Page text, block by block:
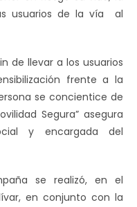
usuarios de la vía al
de llevar a los usuarios
frente a la
se concientice de
Segura” asegura
y encargada del
se realizó, en el
en conjunto con la